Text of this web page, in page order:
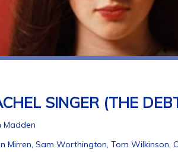
SINGER (THE
Madden
Mirren, Sam Worthington, Tom Wilkinson,